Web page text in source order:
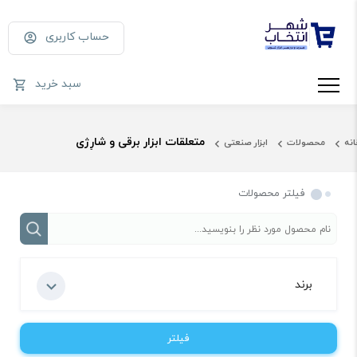
حساب کاربری
سبد خرید
محصولات ابزار صنعتی متعلقات ابزار برقی و شارِژی
فیلتر محصولات
برند
فیلتر